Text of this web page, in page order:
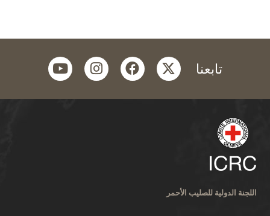
تابعنا twitter
facebook
instagram
youtube
اللجنة الدولية للصليب الأحمر